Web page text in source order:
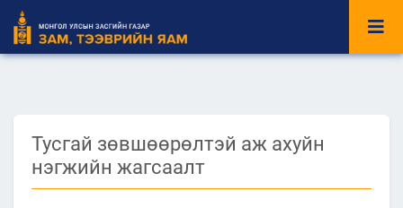
Тусгай зөвшөөрөлтэй аж ахуйн
нэгжийн жагсаалт